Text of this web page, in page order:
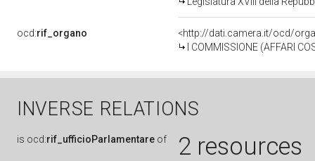
ocd:rif_organo
<http://dati.camera.it/ocd/
I COMMISSIONE (AFFARI
INVERSE RELATIONS
is ocd:rif_ufficioParlamentare of 2 resources